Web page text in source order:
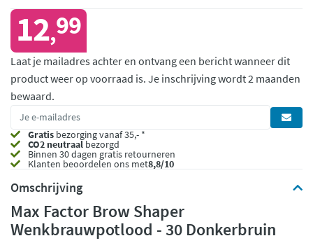
12,99
Laat je mailadres achter en ontvang een bericht wanneer dit
product weer op voorraad is. Je inschrijving wordt 2 maanden
bewaard.
Gratis bezorging vanaf 35,- *
CO2 neutraalbezorgd
Binnen 30 dagen gratis retourneren
Klanten beoordelen ons met8,8/10
Omschrijving
Max Factor Brow Shaper
Wenkbrauwpotlood - 30 Donkerbruin